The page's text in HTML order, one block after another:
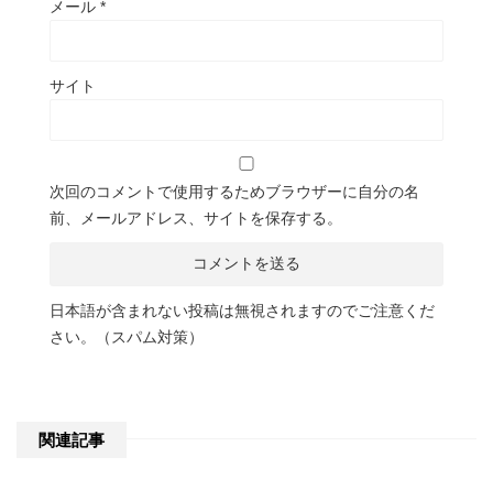
メール *
サイト
次回のコメントで使用するためブラウザーに自分の名
前、メールアドレス、サイトを保存する。
日本語が含まれない投稿は無視されますのでご注意くだ
さい。（スパム対策）
関連記事